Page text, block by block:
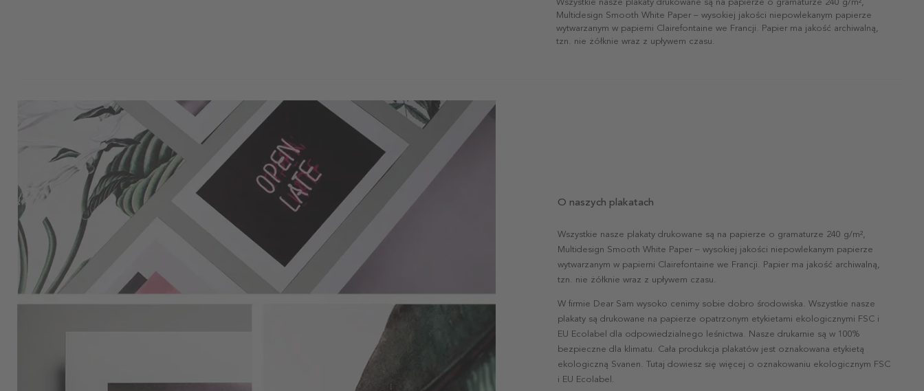
Multidesign Smooth White Paper – wysokiej jakości niepowlekanym papierze
wytwarzanym w papierni Clairefontaine we Francji. Papier ma jakość archiwalną,
tzn. nie żółknie wraz z upływem czasu.
O naszych plakatach
Wszystkie nasze plakaty drukowane są na papierze o gramaturze 240 g/m²,
Multidesign Smooth White Paper – wysokiej jakości niepowlekanym papierze
wytwarzanym w papierni Clairefontaine we Francji. Papier ma jakość archiwalną,
tzn. nie żółknie wraz z upływem czasu.
W firmie Dear Sam wysoko cenimy sobie dobro środowiska. Wszystkie nasze
plakaty są drukowane na papierze opatrzonym etykietami ekologicznymi FSC i
EU Ecolabel dla odpowiedzialnego leśnictwa. Nasze drukarnie są w 100%
bezpieczne dla klimatu. Cała produkcja plakatów jest oznakowana etykietą
ekologiczną Svanen. Tutaj dowiesz się więcej o oznakowaniu ekologicznym FSC
i EU Ecolabel.